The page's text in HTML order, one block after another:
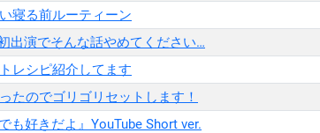
寝る前ルーティーン
出演でそんな話やめてください…
レシピ紹介してます
たのでゴリゴリセットします！
も好きだよ』YouTube Short ver.